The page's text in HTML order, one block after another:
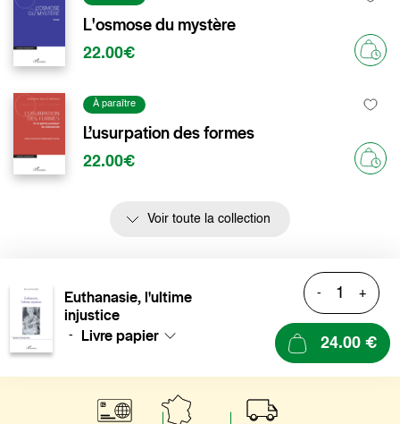
L'osmose du mystère
22.00€
À paraître
L’usurpation des formes
22.00€
Voir toute la collection
Euthanasie, l'ultime
injustice
- Livre papier
- +
24.00 €